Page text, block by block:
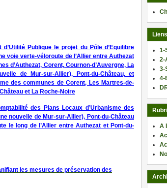
Publique le projet du Pôle d’Equilibre
voie verte-véloroute de l’Allier entre Authezat
d’Authezat, Corent, Cournon-d’Auvergne, La
de Mur-sur-Allier), Pont-du-Château, et
des communes de Corent, Les Martres-de-
et La Roche-Noire
des Plans Locaux d’Urbanisme des
nouvelle de Mur-sur-Allier), Pont-du-Château
le long de l’Allier entre Authezat et Pont-du-
les mesures de préservation des
1-
2-
3-
4-
A